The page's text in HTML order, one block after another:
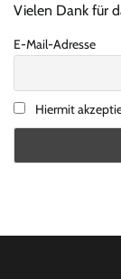
Vielen Dank für
E-Mail-Adresse
Hiermit